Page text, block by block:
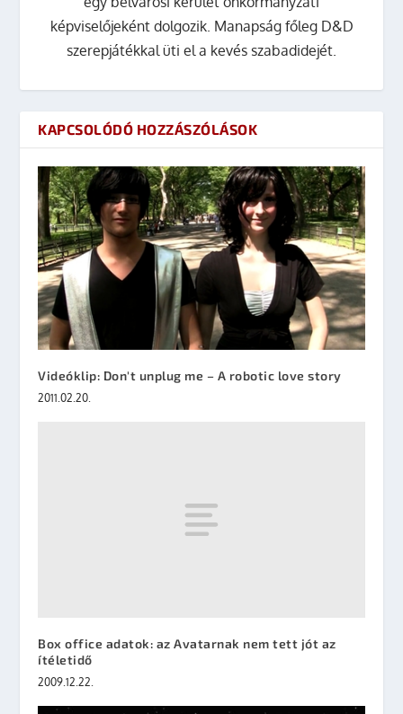
képviselőjeként dolgozik. Manapság főleg D&D
szerepjátékkal üti el a kevés szabadidejét.
KAPCSOLÓDÓ HOZZÁSZÓLÁSOK
Videóklip: Don't unplug me – A robotic love story
2011.02.20.
Box office adatok: az Avatarnak nem tett jót az
ítéletidő
2009.12.22.